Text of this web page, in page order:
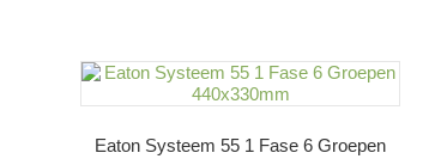
Eaton Systeem 55 1 Fase 6 Groepen